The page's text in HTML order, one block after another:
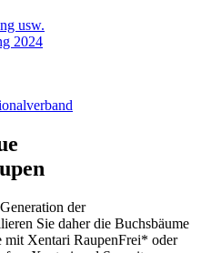
usw.
2024
der
Sie daher die Buchsbäume
Xentari RaupenFrei* oder